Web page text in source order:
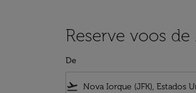
Reserve voos
De
flight_takeoff